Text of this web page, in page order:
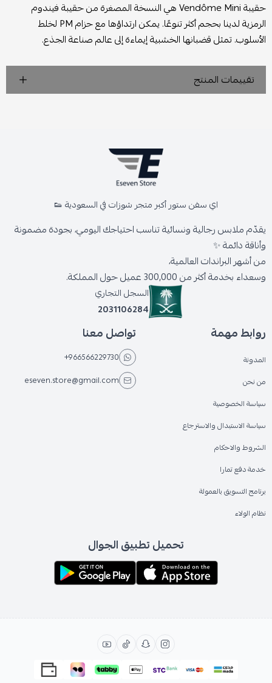
حقيبة Vendôme Mini هي النسخة المصغرة من حقيبة فيندوم
الرمزية لدينا بحجم أكثر تنوعًا. يمكن ارتداؤها مع حزام PM لخلط
الأسلوب. تمثل قضبانها الخشبية إيماءة إلى عالم صناعة الجذع.
تقييمات المنتج
اي سفن ستور أكبر متجر شوزات في السعودية 👟
يقدّم ملابس رجالية ونسائية تناسب احتياجك اليومي، بجودة مضمونة
وأناقة دائمة ✨
من أشهر البراندات العالمية،
وسعداء بخدمة أكثر من 300,000 عميل حول المملكة.
السجل التجاري
2031106284
روابط مهمة
المدونة
من نحن
سياسة الخصوصية
سياسة الاستبدال والاسترجاع
الشروط والاحكام
خدمة دفع تمارا
برنامج التسويق بالعمولة
نظام الولاء
تواصل معنا
+966566229730
eseven.store@gmail.com
تحميل تطبيق الجوال